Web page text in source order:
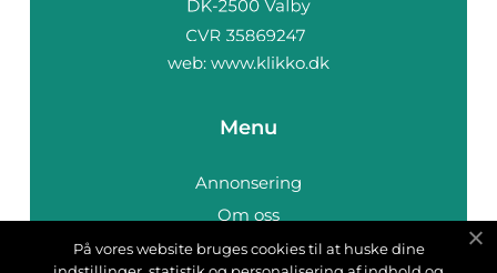
web: www.klikko.dk
Menu
Annonsering
Om oss
Cookies
På vores website bruges cookies til at huske dine